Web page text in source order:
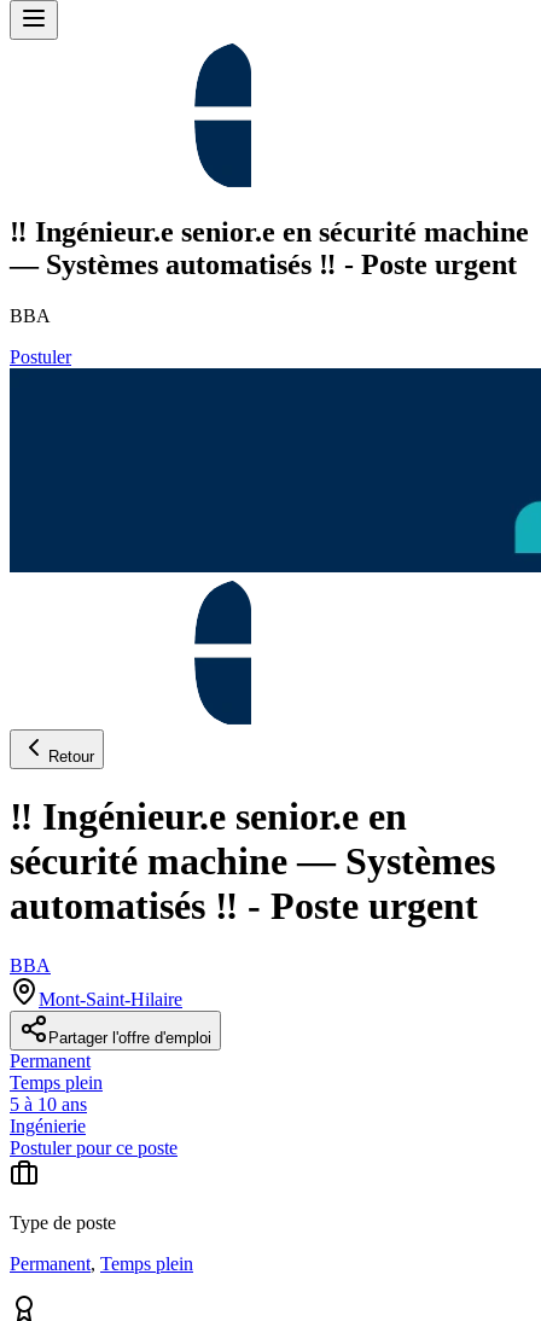
‼️ Ingénieur.e senior.e en sécurité machine
— Systèmes automatisés ‼️ - Poste urgent
BBA
Postuler
Retour
‼️ Ingénieur.e senior.e en
sécurité machine — Systèmes
automatisés ‼️ - Poste urgent
BBA
Mont-Saint-Hilaire
Partager l'offre d'emploi
Permanent
Temps plein
5 à 10 ans
Ingénierie
Postuler pour ce poste
Type de poste
Permanent, Temps plein